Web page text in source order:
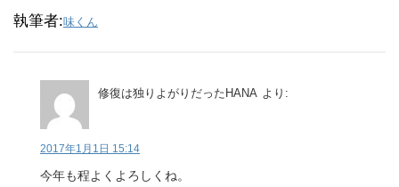
執筆者:味くん
修復は独りよがりだったHANA より:
2017年1月1日 15:14
今年も程よくよろしくね。